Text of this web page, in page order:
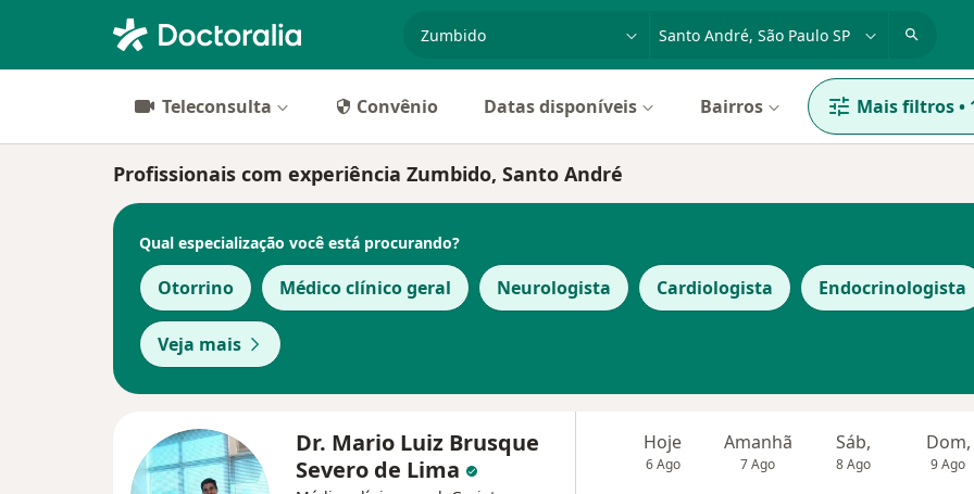
cidade ou região
Teleconsulta Convênio Datas disponíveis Bairros Mais filtros•
Profissionais com experiência Zumbido, Santo André
Qual especialização você está procurando?
Otorrino Médico clínico geral Neurologista Cardiologista Endocrinologista
Veja mais
Dr. Mario Luiz Brusque
Severo de Lima
Hoje
6 Ago
Amanhã
7 Ago
Sáb,
8 Ago
Dom,
9 Ago